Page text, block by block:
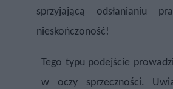
sprzyjającą odsłanianiu
nieskończoność!
Tego typu podejście
w oczy sprzeczności.